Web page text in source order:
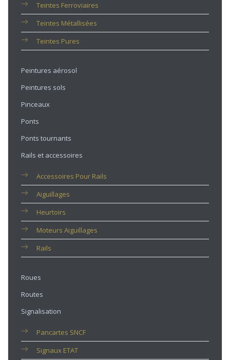
Teintes Ferroviaires
Teintes Métallisées
Teintes Pures
Peintures aérosol
Peintures sols
Pinceaux
Ponts
Ponts tournants
Rails et accessoires
Accessoires Pour Rails
Aiguillages
Heurtoirs
Moteurs Aiguillages
Rails
Roues
Routes
Signalisation
Pancartes SNCF
Signaux ETAT